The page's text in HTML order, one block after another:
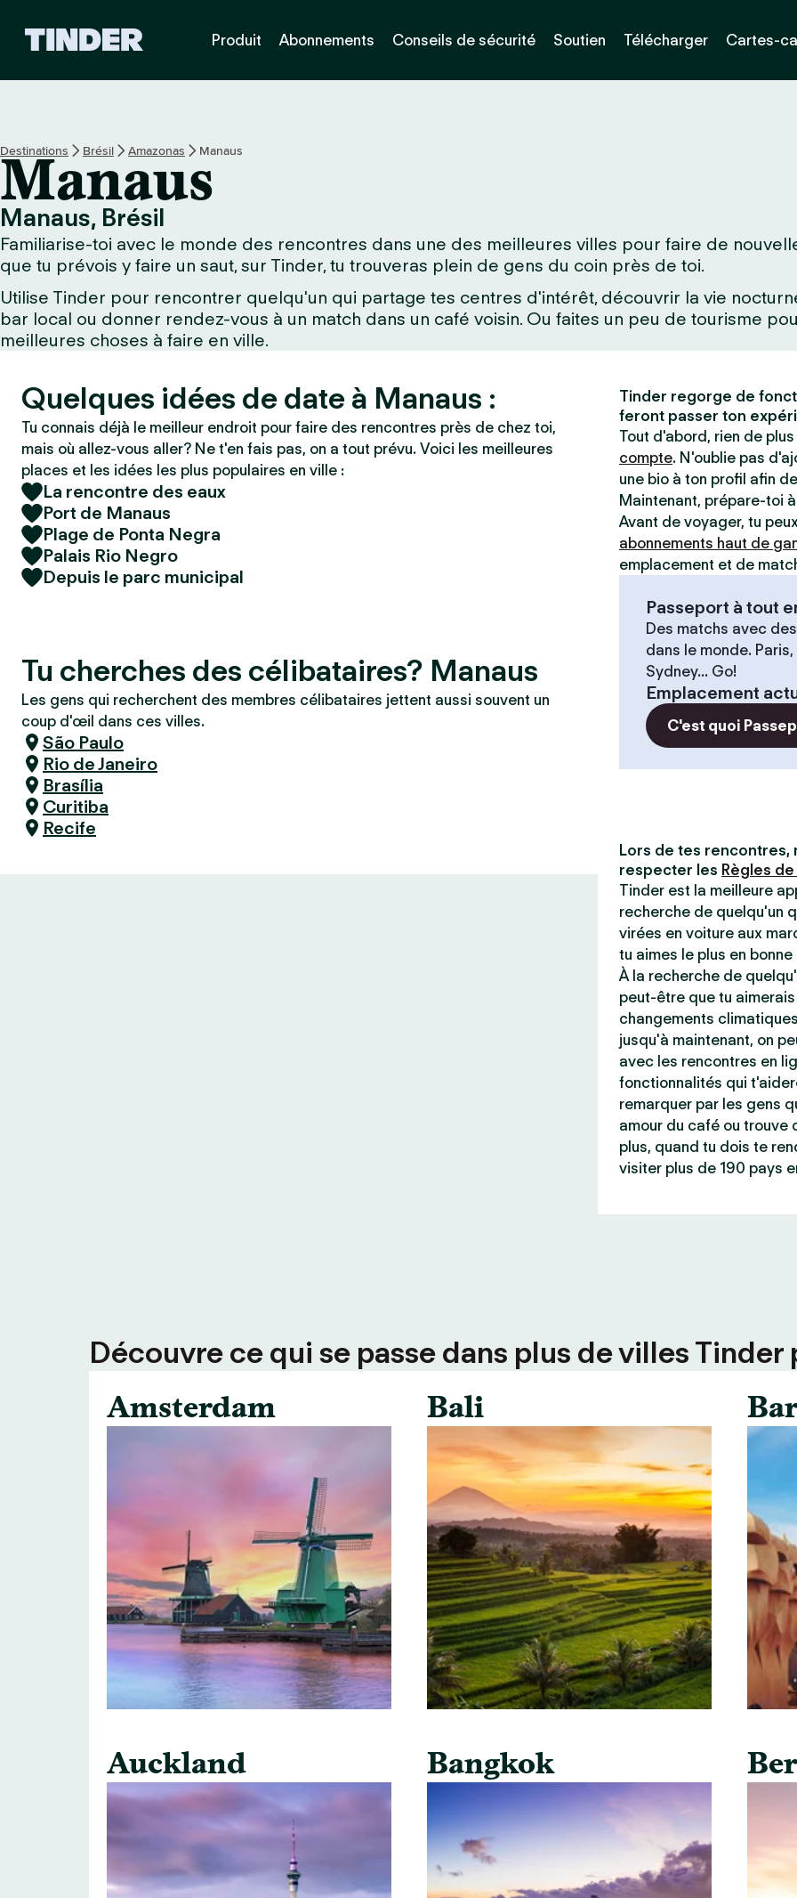
l
T
n
d
e
r
Produit Abonnements Conseils de sécurité Soutien Télécharger Cartes-
Destinations Brésil Amazonas Manaus
Manaus
Manaus, Brésil
Familiarise-toi avec le monde des rencontres dans une des meilleures villes pour faire de
que tu prévois y faire un saut, sur Tinder, tu trouveras plein de gens du coin près de toi.
Utilise Tinder pour rencontrer quelqu'un qui partage tes centres d'intérêt, découvrir la vie
bar local ou donner rendez-vous à un match dans un café voisin. Ou faites un peu de tourisme
meilleures choses à faire en ville.
Quelques idées de date à Manaus :
Tu connais déjà le meilleur endroit pour faire des rencontres près de chez toi,
mais où allez-vous aller? Ne t'en fais pas, on a tout prévu. Voici les meilleures
places et les idées les plus populaires en ville :
La rencontre des eaux
Port de Manaus
Plage de Ponta Negra
Palais Rio Negro
Depuis le parc municipal
Tu cherches des célibataires? Manaus
Les gens qui recherchent des membres célibataires jettent aussi souvent un
coup d'œil dans ces villes.
São Paulo
Rio de Janeiro
Brasília
Curitiba
Recife
Tinder regorge de
feront passer ton
Tout d'abord, rien de
compte. N'oublie pas
une bio à ton profil afin
Maintenant, prépare-toi à
Avant de voyager, tu
abonnements haut de
emplacement et de
Passeport à tout
Des matchs avec
dans le monde.
Sydney... Go!
Emplacement
C'est quoi
Lors de tes rencontres,
respecter les Règles
Tinder est la meilleure
recherche de quelqu'un
virées en voiture aux
tu aimes le plus en
À la recherche de
peut-être que tu
changements
jusqu'à maintenant, on
avec les rencontres en
fonctionnalités qui
remarquer par les gens
amour du café ou trouve
plus, quand tu dois te
visiter plus de 190 pays
Découvre ce qui se passe dans plus de villes Tinder
Amsterdam
Auckland
Bali
Bangkok